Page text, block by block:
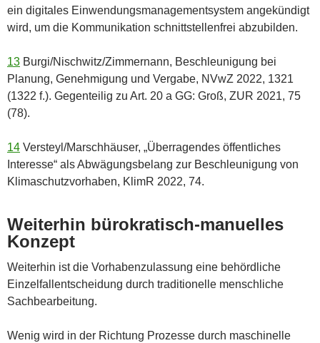
ein digitales Einwendungsmanagementsystem angekündigt
wird, um die Kommunikation schnittstellenfrei abzubilden.
13 Burgi/Nischwitz/Zimmernann, Beschleunigung bei
Planung, Genehmigung und Vergabe, NVwZ 2022, 1321
(1322 f.). Gegenteilig zu Art. 20 a GG: Groß, ZUR 2021, 75
(78).
14 Versteyl/Marschhäuser, „Überragendes öffentliches
Interesse“ als Abwägungsbelang zur Beschleunigung von
Klimaschutzvorhaben, KlimR 2022, 74.
Weiterhin bürokratisch-manuelles
Konzept
Weiterhin ist die Vorhabenzulassung eine behördliche
Einzelfallentscheidung durch traditionelle menschliche
Sachbearbeitung.
Wenig wird in der Richtung Prozesse durch maschinelle